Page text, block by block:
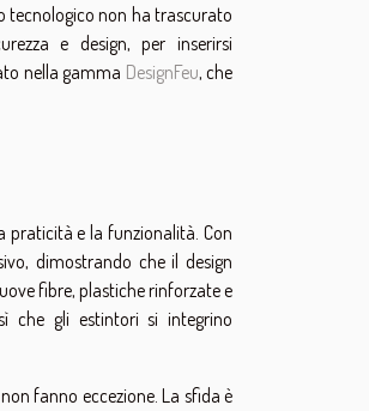
tecnologico non ha trascurato
e design, per inserirsi
nella gamma DesignFeu, che
praticità e la funzionalità. Con
dimostrando che il design
fibre, plastiche rinforzate e
che gli estintori si integrino
fanno eccezione. La sfida è